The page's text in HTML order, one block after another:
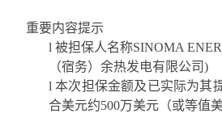
重要内容提示
l 被担保人名称SINOMA
（宿务）余热发电有限公司)
l本次担保金额及已实际为其
合美元约500万美元（或等值